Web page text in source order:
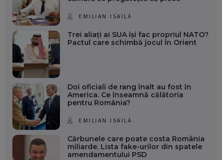
EMILIAN ISAILĂ
Trei aliați ai SUA își fac propriul NATO?
Pactul care schimbă jocul în Orient
Doi oficiali de rang înalt au fost în
America. Ce înseamnă călătoria
pentru România?
EMILIAN ISAILĂ
Cărbunele care poate costa România
miliarde. Lista fake-urilor din spatele
amendamentului PSD